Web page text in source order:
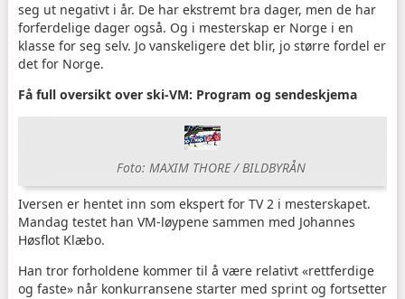
seg ut negativt i år. De har ekstremt bra dager, men de har
forferdelige dager også. Og i mesterskap er Norge i en
klasse for seg selv. Jo vanskeligere det blir, jo større fordel er
det for Norge.
Få full oversikt over ski-VM: Program og sendeskjema
Foto: MAXIM THORE / BILDBYRÅN
Iversen er hentet inn som ekspert for TV 2 i mesterskapet.
Mandag testet han VM-løypene sammen med Johannes
Høsflot Klæbo.
Han tror forholdene kommer til å være relativt «rettferdige
og faste» når konkurransene starter med sprint og fortsetter